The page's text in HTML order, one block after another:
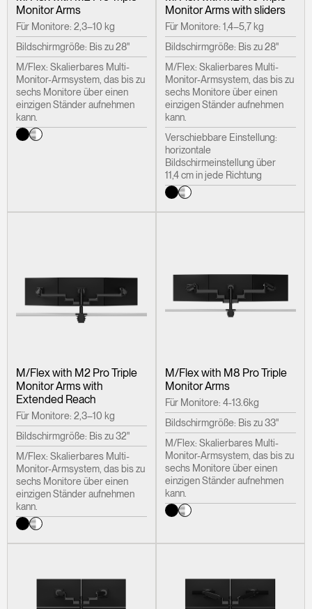
Monitor Arms
Für Monitore: 2,3–10 kg
Bildschirmgröße: Bis zu 28"
M/Flex: Skalierbares Multi-
Monitor-Armsystem, das bis zu
sechs Monitore über einen
einzigen Ständer aufnehmen
kann.
Monitor Arms with sliders
Für Monitore: 1,4–5,7 kg
Bildschirmgröße: Bis zu 28"
M/Flex: Skalierbares Multi-
Monitor-Armsystem, das bis zu
sechs Monitore über einen
einzigen Ständer aufnehmen
kann.
Verschiebbare Einstellung:
horizontale
Bildschirmeinstellung über
11,4 cm in jede Richtung
M/Flex with M2 Pro Triple
Monitor Arms with
Extended Reach
Für Monitore: 2,3–10 kg
Bildschirmgröße: Bis zu 32"
M/Flex: Skalierbares Multi-
Monitor-Armsystem, das bis zu
sechs Monitore über einen
einzigen Ständer aufnehmen
kann.
M/Flex with M8 Pro Triple
Monitor Arms
Für Monitore: 4-13.6kg
Bildschirmgröße: Bis zu 33"
M/Flex: Skalierbares Multi-
Monitor-Armsystem, das bis zu
sechs Monitore über einen
einzigen Ständer aufnehmen
kann.